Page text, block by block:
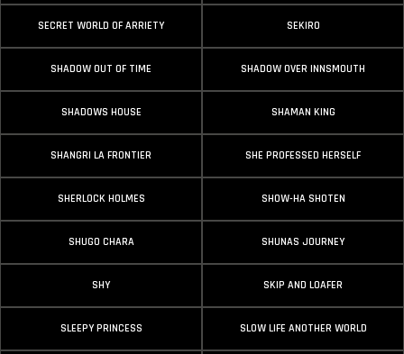
SECRET WORLD OF ARRIETY SEKIRO
SHADOW OUT OF TIME SHADOW OVER INNSMOUTH
SHADOWS HOUSE SHAMAN KING
SHANGRI LA FRONTIER SHE PROFESSED HERSELF
SHERLOCK HOLMES SHOW-HA SHOTEN
SHUGO CHARA SHUNAS JOURNEY
SHY SKIP AND LOAFER
SLEEPY PRINCESS SLOW LIFE ANOTHER WORLD